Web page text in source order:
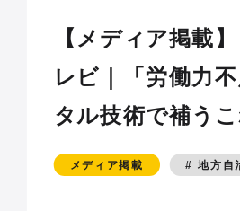
【メディア掲載
レビ｜「労働力
タル技術で補う
産業基盤を支え
メディア掲載 # 地方自